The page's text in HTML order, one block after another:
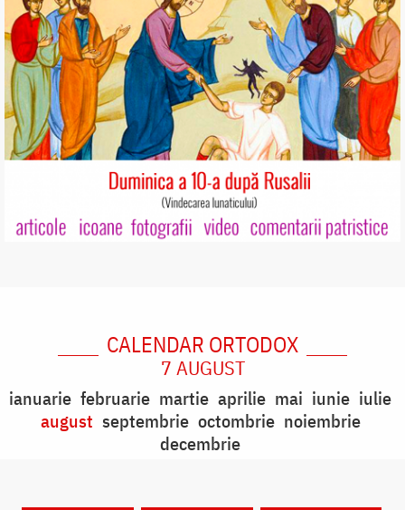
CALENDAR ORTODOX
7 AUGUST
ianuarie februarie martie aprilie mai iunie iulie
august septembrie octombrie noiembrie
decembrie